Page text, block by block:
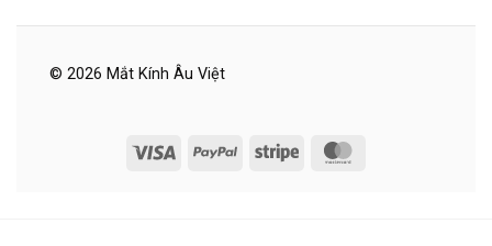
© 2026 Mắt Kính Âu Việt
Visa PayPal Stripe